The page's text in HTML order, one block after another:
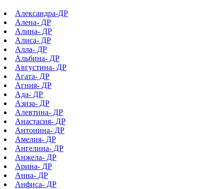
Александра-ДР
Алена- ДР
Алина- ДР
Алиса- ДР
Алла- ДР
Альбина- ДР
Августина- ДР
Агата- ДР
Агния- ДР
Ада- ДР
Азиза- ДР
Алевтина- ДР
Анастасия- ДР
Антонина- ДР
Амелия- ДР
Ангелина- ДР
Анжела- ДР
Арина- ДР
Анна- ДР
Анфиса- ДР